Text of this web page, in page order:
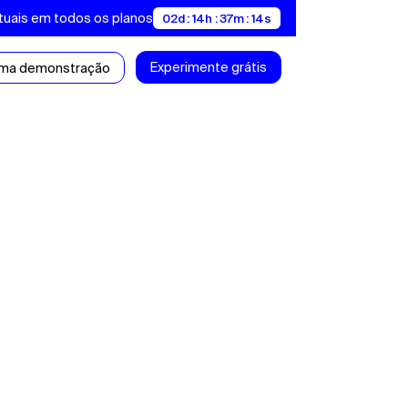
em todos os planos 02d : 14h : 37m : 13s
demonstração Experimente grátis